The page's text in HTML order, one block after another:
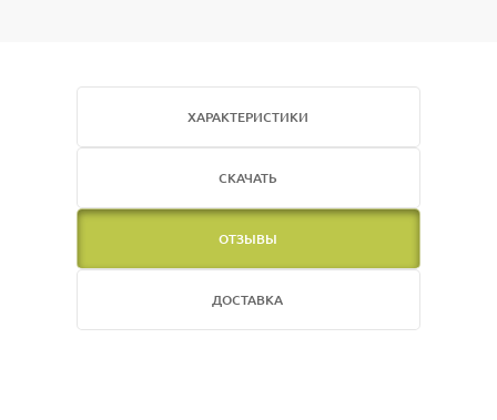
ХАРАКТЕРИСТИКИ
СКАЧАТЬ
ОТЗЫВЫ
ДОСТАВКА